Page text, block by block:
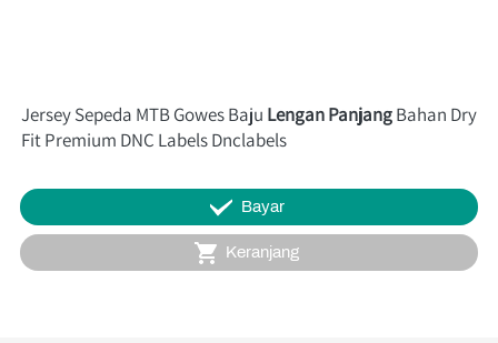
Jersey Sepeda MTB Gowes Baju Lengan Panjang Bahan Dry
Fit Premium DNC Labels Dnclabels
` Bayar
` Keranjang